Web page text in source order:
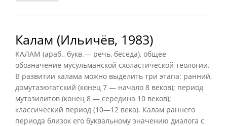
Калам (Ильичёв, 1983)
КАЛАМ (араб., букв.— речь, беседа), общее
обозначение мусульманской схоластической теологии.
В развитии калама можно выделить три этапа: ранний,
домутазюгатский (конец 7 — начало 8 веков); период
мутазилитов (конец 8 — середина 10 веков);
классический период (10—12 века). Калам раннего
периода близок его буквальному значению диалога с